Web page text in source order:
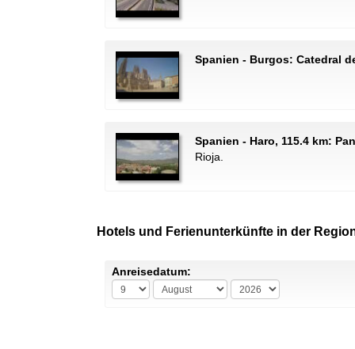
Spanien - Burgos: Catedral
Spanien - Haro, 115.4 km:
Rioja.
Hotels und Ferienunterkünfte in der
Anreisedatum: